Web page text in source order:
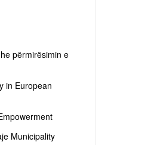
përmirësimin e
in European
Municipality